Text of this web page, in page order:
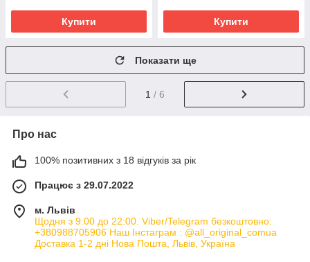
Купити Купити
Показати ще
1 / 6
Про нас
100% позитивних з 18 відгуків за рік
Працює з 29.07.2022
м. Львів
Щодня з 9:00 до 22:00. Viber/Telegram безкоштовно:
+380988705906 Наш Інстаграм : @all_original_comua
Доставка 1-2 дні Нова Пошта, Львів, Україна